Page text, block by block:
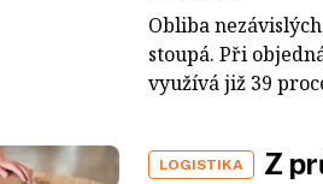
Obliba
stoupá. Při
využívá již 39
LOGISTIKA
Z